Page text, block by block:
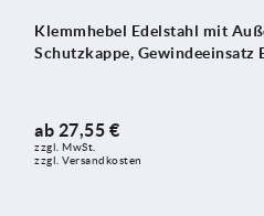
Klemmhebel Edelstahl mit
Schutzkappe, Gewindeeinsatz
ab 27,55 €
zzgl. MwSt.
zzgl. Versandkosten